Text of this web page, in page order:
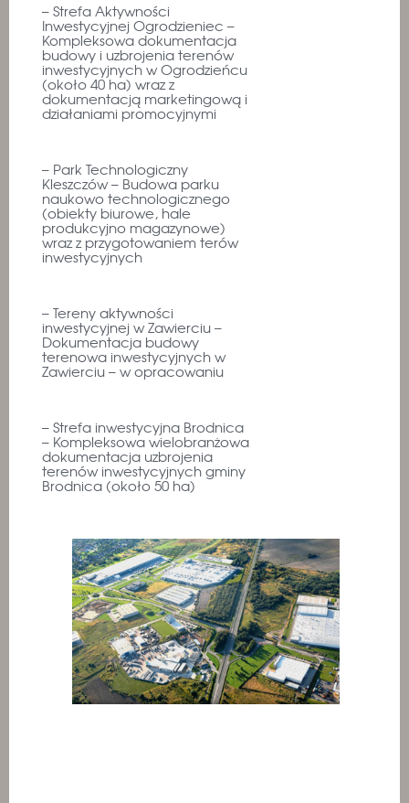
– Strefa Aktywności
Inwestycyjnej Ogrodzieniec –
Kompleksowa dokumentacja
budowy i uzbrojenia terenów
inwestycyjnych w Ogrodzieńcu
(około 40 ha) wraz z
dokumentacją marketingową i
działaniami promocyjnymi
– Park Technologiczny
Kleszczów – Budowa parku
naukowo technologicznego
(obiekty biurowe, hale
produkcyjno magazynowe)
wraz z przygotowaniem terów
inwestycyjnych
– Tereny aktywności
inwestycyjnej w Zawierciu –
Dokumentacja budowy
terenowa inwestycyjnych w
Zawierciu – w opracowaniu
– Strefa inwestycyjna Brodnica
– Kompleksowa wielobranżowa
dokumentacja uzbrojenia
terenów inwestycyjnych gminy
Brodnica (około 50 ha)